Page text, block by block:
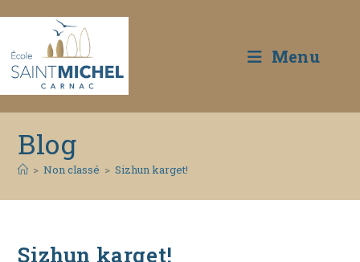
content
Menu
Blog
> Non classé > Sizhun karget!
Sizhun karget!